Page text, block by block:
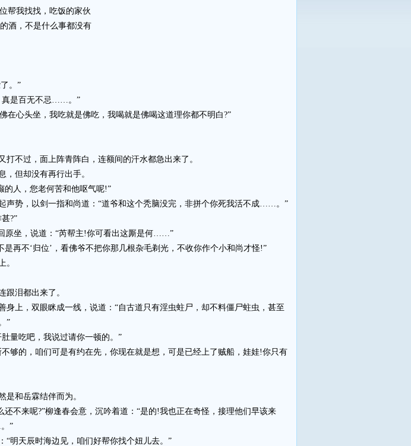
帮我找找，吃饭的家伙
酒，不是什么事都没有
。”
真是百无不忌……。”
心头坐，我吃就是佛吃，我喝就是佛喝这道理你都不明白?”
不过，面上阵青阵白，连额间的汗水都急出来了。
但却没有再行出手。
人，您老何苦和他呕气呢!”
势，以剑一指和尚道：“道爷和这个秃脑没完，非拼个你死我活不成……。”
?”
坐，说道：“芮帮主!你可看出这厮是何……”
不‘归位’，看佛爷不把你那几根杂毛剃光，不收你作个小和尚才怪!”
。
泪都出来了。
，双眼眯成一线，说道：“自古道只有淫虫蛀尸，却不料僵尸蛀虫，甚至
”
量吃吧，我说过请你一顿的。”
的，咱们可是有约在先，你现在就是想，可是已经上了贼船，娃娃!你只有
和岳霖结伴而为。
来呢?”柳逢春会意，沉吟着道：“是的!我也正在奇怪，接理他们早该来
”
天辰时海边见，咱们好帮你找个妞儿去。”